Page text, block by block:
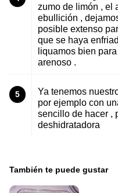
zumo de limón , el
ebullición ,
posible extenso
que se haya
liquamos bien
arenoso .
5
Ya tenemos
por ejemplo con
sencillo de hacer ,
deshidratadora
También te puede gustar